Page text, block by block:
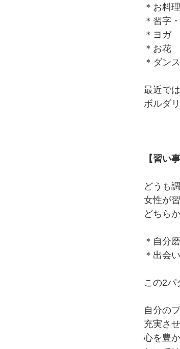
＊お料
＊習字
＊ヨガ
＊お花
＊ダンス
最近で
ボルダ
【習い
どうも
女性が
どちら
＊自分
＊出会
この2パ
自分の
充実さ
心を豊